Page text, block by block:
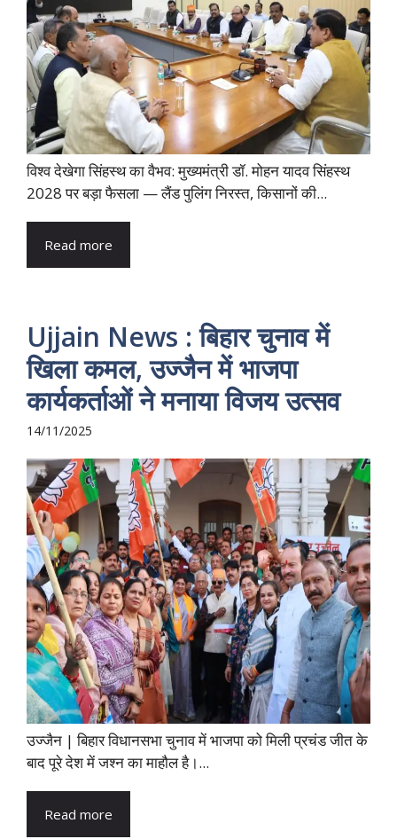
विश्व देखेगा सिंहस्थ का वैभव: मुख्यमंत्री डॉ. मोहन यादव सिंहस्थ
2028 पर बड़ा फैसला — लैंड पुलिंग निरस्त, किसानों की...
Read more
Ujjain News : बिहार चुनाव में
खिला कमल, उज्जैन में भाजपा
कार्यकर्ताओं ने मनाया विजय उत्सव
14/11/2025
उज्जैन | बिहार विधानसभा चुनाव में भाजपा को मिली प्रचंड जीत के
बाद पूरे देश में जश्न का माहौल है।...
Read more